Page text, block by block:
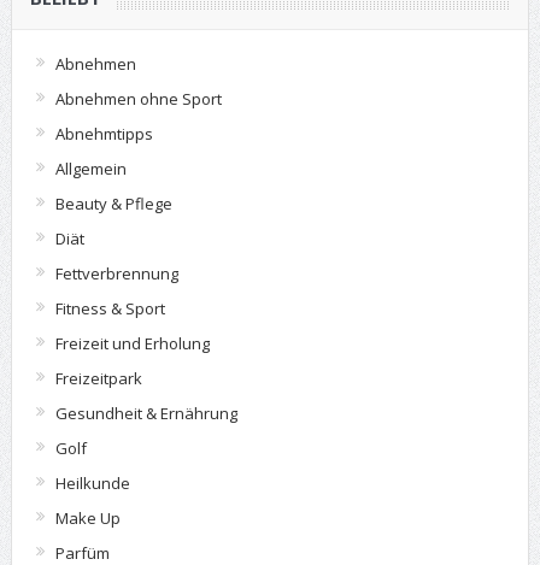
Abnehmen
Abnehmen ohne Sport
Abnehmtipps
Allgemein
Beauty & Pflege
Diät
Fettverbrennung
Fitness & Sport
Freizeit und Erholung
Freizeitpark
Gesundheit & Ernährung
Golf
Heilkunde
Make Up
Parfüm